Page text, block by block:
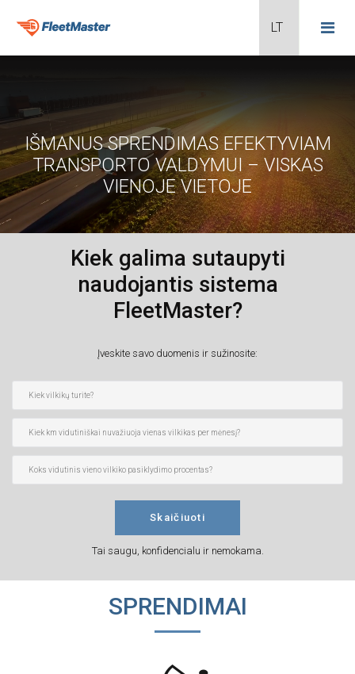
Transporto stebėjimas
Borto kompiuterio duomenys
Maršrutų optimizavimas
Mobilieji sprendimai
Puspriekabių sprendimai
Integracijos
Kuro kontrolė
Nuotolinis tachografo nuskaitymas
Ekonomiškas vairavimas
Vairuotojų darbo laiko planavimas
IŠMANUS SPRENDIMAS EFEKTYVIAM
TRANSPORTO VALDYMUI – VISKAS
VIENOJE VIETOJE
Kiek galima sutaupyti
naudojantis sistema
FleetMaster?
Įveskite savo duomenis ir sužinosite:
Skaičiuoti
Tai saugu, konfidencialu ir nemokama.
SPRENDIMAI